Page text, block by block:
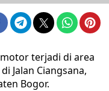
terjadi di area
Jalan Ciangsana,
Bogor.